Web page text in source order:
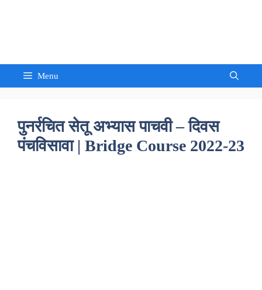
Menu
पुनर्रचित सेतू अभ्यास पाचवी – दिवस
पंचविसावा | Bridge Course 2022-23